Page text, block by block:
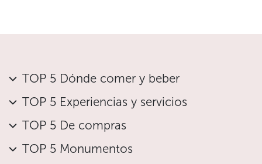
TOP 5 Dónde comer y beber
TOP 5 Experiencias y servicios
TOP 5 De compras
TOP 5 Monumentos